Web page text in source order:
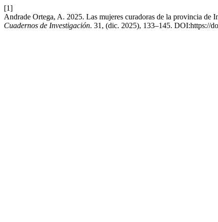
[1]
Andrade Ortega, A. 2025. Las mujeres curadoras de la provincia
Cuadernos de Investigación. 31, (dic. 2025), 133–145. DOI:https://